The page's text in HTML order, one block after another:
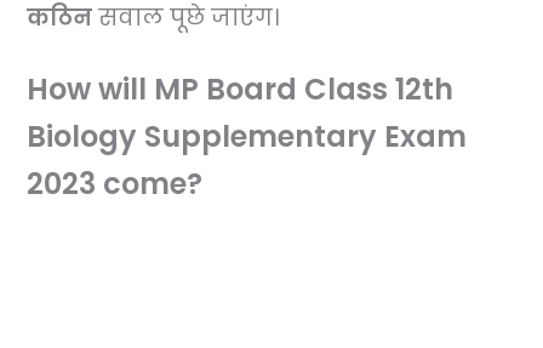
कठिनसवाल पूछे जाएंग।
How will MP Board Class 12th
Biology Supplementary Exam
2023 come?